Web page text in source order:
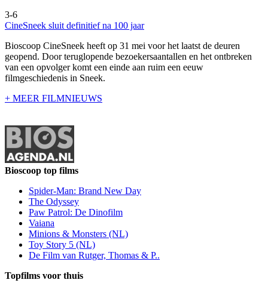
3-6
CineSneek sluit definitief na 100 jaar
Bioscoop CineSneek heeft op 31 mei voor het laatst de deuren
geopend. Door teruglopende bezoekersaantallen en het ontbreken
van een opvolger komt een einde aan ruim een eeuw
filmgeschiedenis in Sneek.
+ MEER FILMNIEUWS
Bioscoop top films
Spider-Man: Brand New Day
The Odyssey
Paw Patrol: De Dinofilm
Vaiana
Minions & Monsters (NL)
Toy Story 5 (NL)
De Film van Rutger, Thomas & P..
Topfilms voor thuis